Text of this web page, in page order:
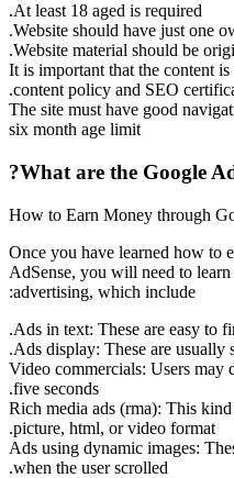
At least 18 aged is required.
Website should have just one
Website material should be
It is important that the content
content policy and SEO
The site must have good
six month age limit
What are the Google
Once you have learned how to
AdSense, you will need to
advertising, which include:
Ads in text: These are easy to
Ads display: These are usually
Video commercials: Users
five seconds.
Rich media ads (rma): This
picture, html, or video format.
Ads using dynamic images:
when the user scrolled.